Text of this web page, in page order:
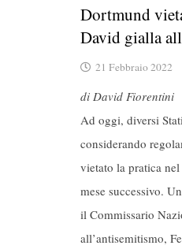
Dortmund
David gialla
21 Febbraio 2022
di David Fiorentini
Ad oggi, diversi
considerando
vietato la pratica
mese successivo.
il Commissario
all’antisemitismo,